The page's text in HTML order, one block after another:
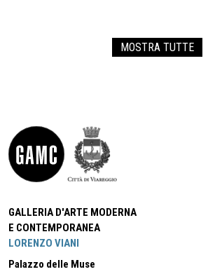
MOSTRA TUTTE
GALLERIA D'ARTE MODERNA
E CONTEMPORANEA
LORENZO VIANI
Palazzo delle Muse